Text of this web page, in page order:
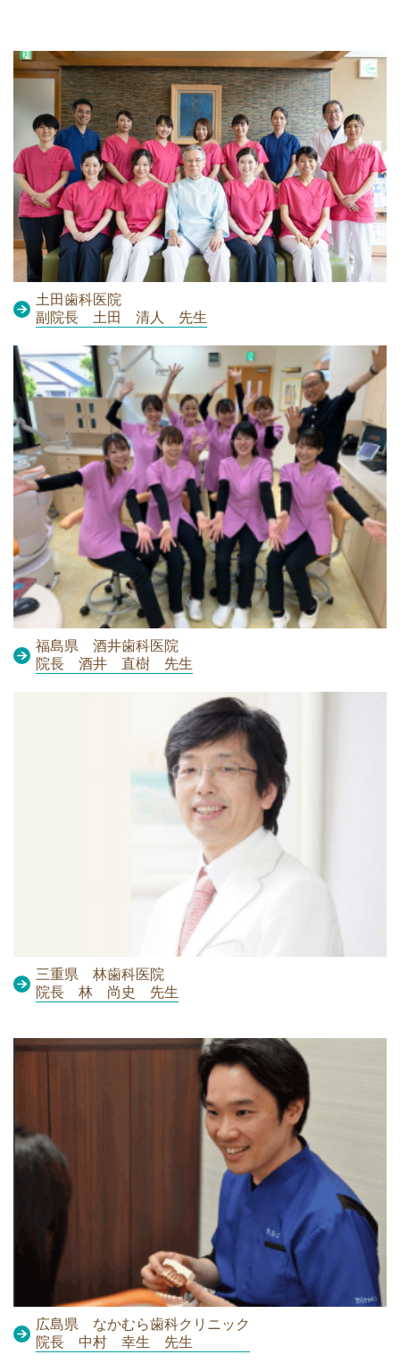
土田歯科医院
副院長 土田 清人 先生
福島県 酒井歯科医院
院長 酒井 直樹 先生
三重県 林歯科医院
院長 林 尚史 先生
広島県 なかむら歯科クリニック
院長 中村 幸生 先生